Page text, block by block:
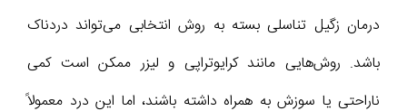
درمان زگیل تناسلی بسته به روش انتخابی می‌تواند دردناک
باشد. روش‌هایی مانند کرایوتراپی و لیزر ممکن است کمی
ناراحتی یا سوزش به همراه داشته باشند، اما این درد معمولاً